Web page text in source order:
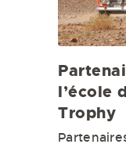
l’école
Trophy